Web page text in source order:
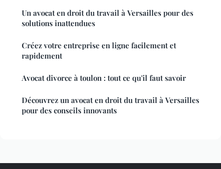
Un avocat en droit du travail à Versailles pour des
solutions inattendues
Créez votre entreprise en ligne facilement et
rapidement
Avocat divorce à toulon : tout ce qu'il faut savoir
Découvrez un avocat en droit du travail à Versailles
pour des conseils innovants